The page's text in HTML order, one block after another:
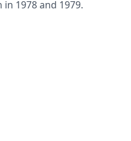
1978 and 1979.